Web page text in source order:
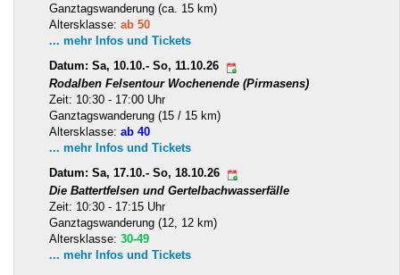
Ganztagswanderung (ca. 15 km)
Altersklasse: ab 50
... mehr Infos und Tickets
Datum: Sa, 10.10.- So, 11.10.26
Rodalben Felsentour Wochenende (Pirmasens)
Zeit: 10:30 - 17:00 Uhr
Ganztagswanderung (15 / 15 km)
Altersklasse: ab 40
... mehr Infos und Tickets
Datum: Sa, 17.10.- So, 18.10.26
Die Battertfelsen und Gertelbachwasserfälle
Zeit: 10:30 - 17:15 Uhr
Ganztagswanderung (12, 12 km)
Altersklasse: 30-49
... mehr Infos und Tickets